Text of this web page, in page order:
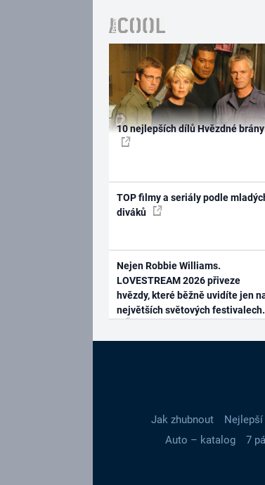
10 nejlepších dílů Hvězdné brány
TOP filmy a seriály podle
diváků
Nejen Robbie Williams.
LOVESTREAM 2026 přiveze
hvězdy, které běžně uvidíte jen
největších světových festivalech
Jak zhubnout
Auto – katalog
7